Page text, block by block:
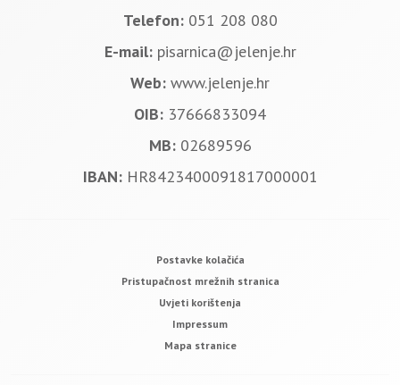
Telefon: 051 208 080
E-mail: pisarnica@jelenje.hr
Web: www.jelenje.hr
OIB: 37666833094
MB: 02689596
IBAN: HR8423400091817000001
Postavke kolačića
Pristupačnost mrežnih stranica
Uvjeti korištenja
Impressum
Mapa stranice